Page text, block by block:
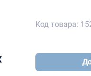
Код товара: